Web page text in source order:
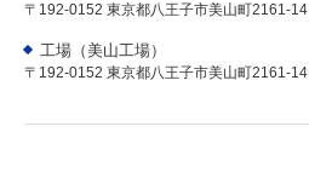
〒192-0152 東京都八王子市美山町2161-14
工場（美山工場）
〒192-0152 東京都八王子市美山町2161-14